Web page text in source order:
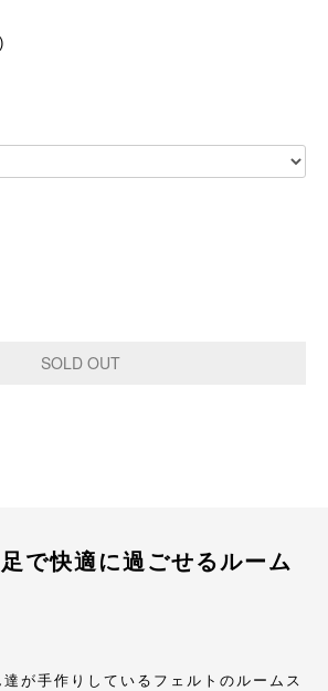
で快適に過ごせるルーム
が手作りしているフェルトのルームス